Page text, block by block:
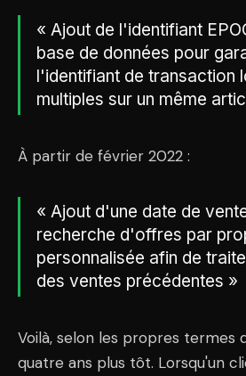
« Ajout de l'identifiant
base de données pour
l'identifiant de transaction
multiples sur un même
À partir de février 2022 :
« Ajout d'une date de
recherche d'offres par
personnalisée afin de
des ventes précédentes »
Voilà, selon les propres termes
quatre ans plus tôt. Lorsqu'un